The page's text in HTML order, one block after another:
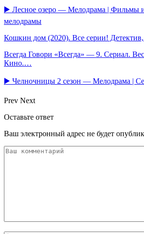
▶️ Лесное озеро — Мелодрама | Фильмы
мелодрамы
Кошкин дом (2020). Все серии!
Всегда Говори «Всегда» — 9. Сериал.
Кино.…
▶️ Челночницы 2 сезон — Мелодрама |
Prev Next
Оставьте ответ
Ваш электронный адрес не будет